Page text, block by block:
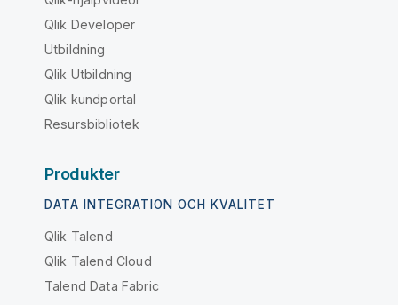
Qlik Developer
Utbildning
Qlik Utbildning
Qlik kundportal
Resursbibliotek
Produkter
DATA INTEGRATION OCH KVALITET
Qlik Talend
Qlik Talend Cloud
Talend Data Fabric